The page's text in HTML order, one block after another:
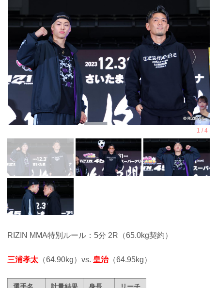
RIZIN MMA特別ルール：5分 2R（65.0kg契約）
三浦孝太 （64.90kg）vs. 皇治（64.95kg）
選手名 計量結果 身長
リーチ